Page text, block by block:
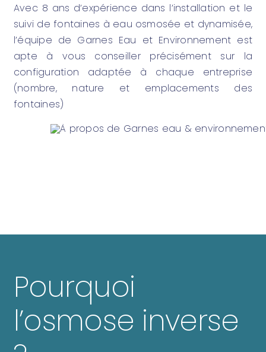
Avec 8 ans d’expérience dans l’installation et le
suivi de fontaines à eau osmosée et dynamisée,
l’équipe de Garnes Eau et Environnement est
apte à vous conseiller précisément sur la
configuration adaptée à chaque entreprise
(nombre, nature et emplacements des
fontaines)
Pourquoi
l’osmose inverse